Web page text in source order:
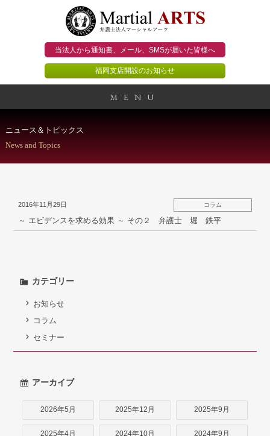
当法人から通知書、メール、 SMSが届いた皆様へ
福岡支店開設のお知らせ
MENU
事務所概要
個人のお客様
弁護士紹介
お問い合わせ
アクセス
ニュース＆トピックス
News and Topics
2016年11月29日 コラム
～ エビデンスを求める効果 ～ その２ 弁護士 堀 鉄平
カテゴリー
お知らせ
コラム
セミナー
アーカイブ
2026年5月 2025年12月 2025年9月
2025年4月 2024年10月 2024年9月